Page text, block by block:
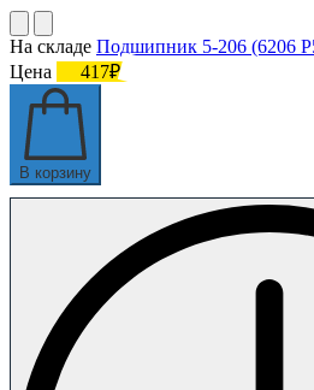
На складе Подшипник 5-206 (6206
Цена
417₽
В корзину